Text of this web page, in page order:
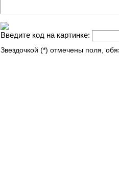
Введите код на картинке:
Звездочкой (*) отмечены поля,